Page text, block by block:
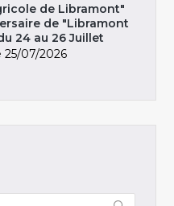
de Libramont"
de "Libramont
24 au 26 Juillet
25/07/2026